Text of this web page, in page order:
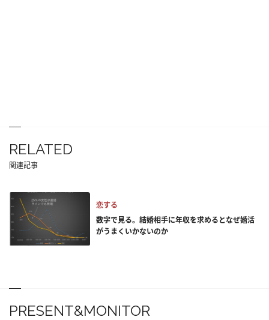
RELATED
関連記事
恋する
数字で見る。結婚相手に年収を求めるとなぜ婚活
がうまくいかないのか
PRESENT&MONITOR